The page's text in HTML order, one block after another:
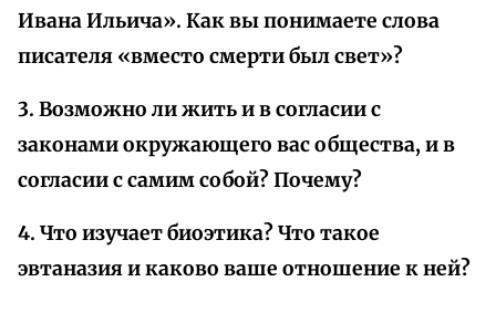
Ивана Ильича». Как вы понимаете слова
писателя «вместо смерти был свет»?
3. Возможно ли жить и в согласии с
законами окружающего вас общества, и в
согласии с самим собой? Почему?
4. Что изучает биоэтика? Что такое
эвтаназия и каково ваше отношение к ней?